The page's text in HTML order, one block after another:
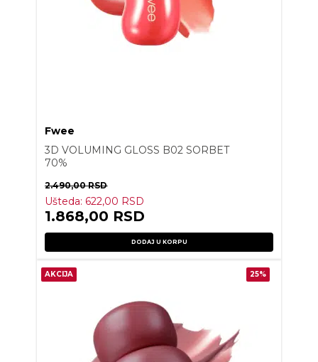
Fwee
3D VOLUMING GLOSS B02 SORBET
70%
2.490,00RSD
Ušteda: 622,00 RSD
1.868,00 RSD
DODAJ U KORPU
AKCIJA 25%